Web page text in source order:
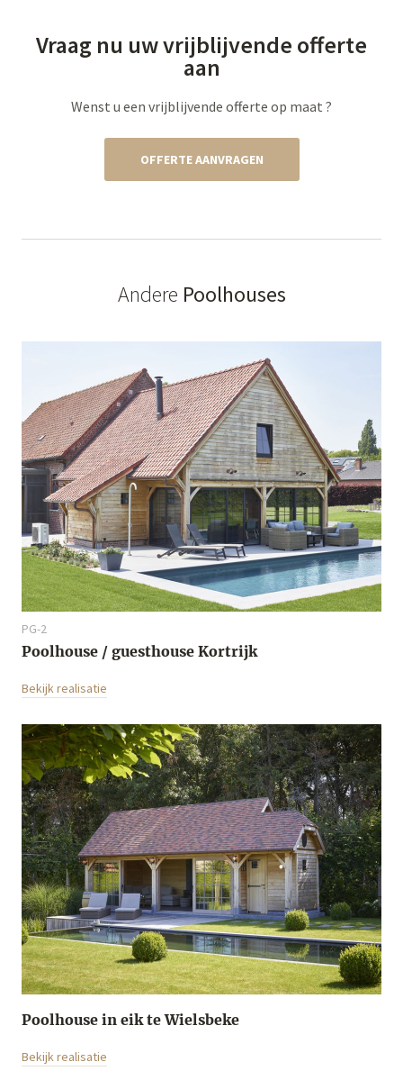
Vraag nu uw vrijblijvende offerte
aan
Wenst u een vrijblijvende offerte op maat ?
OFFERTE AANVRAGEN
Andere Poolhouses
PG-2
Poolhouse / guesthouse Kortrijk
Bekijk realisatie
Poolhouse in eik te Wielsbeke
Bekijk realisatie